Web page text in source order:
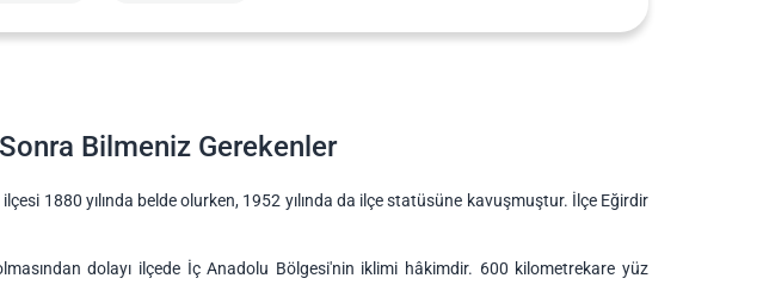
Bilmeniz Gerekenler
1880 yılında belde olurken, 1952 yılında da ilçe statüsüne kavuşmuştur. İlçe Eğirdir
dolayı ilçede İç Anadolu Bölgesi'nin iklimi hâkimdir. 600 kilometrekare yüz